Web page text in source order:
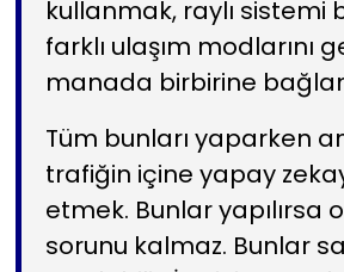
kullanmak, raylı sistemi
farklı ulaşım modlarını
manada birbirine
Tüm bunları yaparken
trafiğin içine yapay
etmek. Bunlar yapılırsa
sorunu kalmaz. Bunlar